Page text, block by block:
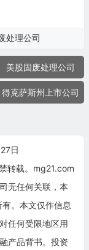
处理公司
美股固废处理公司
得克萨斯州上市公司
日
转载。mg21.com
无任何关联，本
。本文仅作信息
任何受限地区用
产品背书。投资